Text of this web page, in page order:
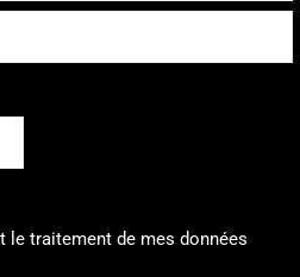
le traitement de mes données